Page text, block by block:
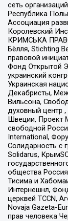
сеть
Республика
Ассоциация
Королевский
КРИМСЬКА
Бёлля, Stichting
правовой
Фонд Открытой
украинский
Украинская
Декабристы,
Вильсона,
духовный центр
Швеции, Проект
свободной
International,
Солидарность с
Solidarus,
общества
Тисима и
Интернешнл,
церквей TCCN,
Novaja Gazeta-
прав человека